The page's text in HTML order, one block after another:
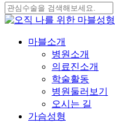
Skip
to
main
content
Close
Menu
마블소개
병원소개
의료진소개
학술활동
병원둘러보기
오시는 길
가슴성형